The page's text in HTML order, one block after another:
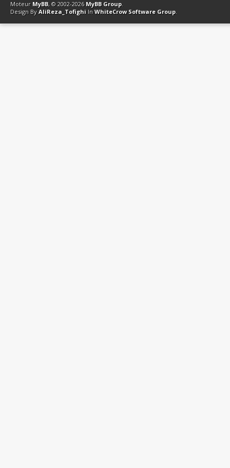
Moteur MyBB, © 2002-2026 MyBB Group.
Design By AliReza_Tofighi In WhiteCrow Software Group.